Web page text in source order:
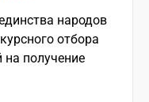
народов
отбора
на получение